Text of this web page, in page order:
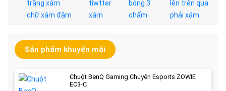
Sản phẩm khuyến mãi
Chuột BenQ Gaming Chuyên Esports ZOWIE
EC3-C